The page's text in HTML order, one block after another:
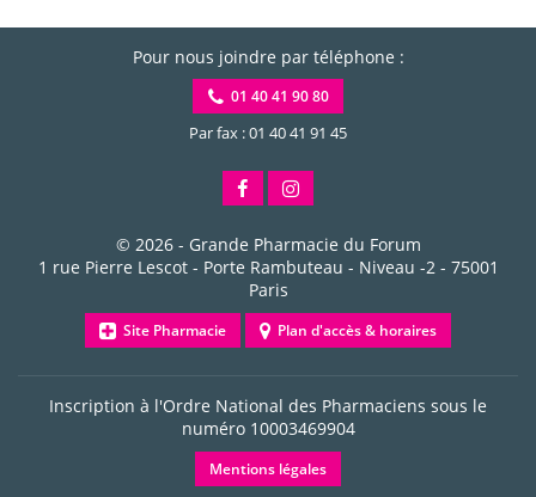
Pour nous joindre par téléphone :
01 40 41 90 80
Par fax : 01 40 41 91 45
© 2026 - Grande Pharmacie du Forum
1 rue Pierre Lescot - Porte Rambuteau - Niveau -2- 75001
Paris
Site Pharmacie Plan d'accès & horaires
Inscription à l'Ordre National des Pharmaciens sous le
numéro 10003469904
Mentions légales